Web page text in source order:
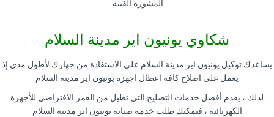
المشورة الفنية
شكاوي يونيون اير مدينة السلام
يساعدك توكيل يونيون اير مدينة السلام على الاستفادة من جهازك لأطول مدى إذ
يعمل على اصلاح كافة اعطال اجهزة يونيون اير مدينة السلام
لذلك ، يقدم أفضل خدمات التصليح التي تطيل من العمر الافتراضي للأجهزة
الكهربائية ، فيمكنك طلب خدمة صيانة يونيون اير مدينة السلام